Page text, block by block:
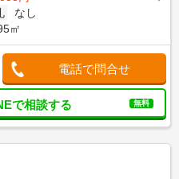
なし
㎡
電話で問合せ
で相談する 無料